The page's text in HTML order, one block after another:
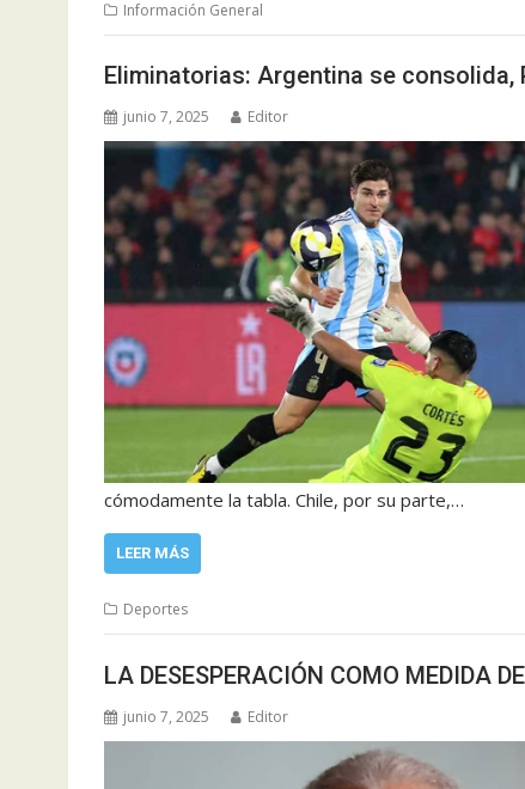
Información General
Eliminatorias: Argentina se
junio 7, 2025 Editor
cómodamente la tabla. Chile, por su parte,…
LEER MÁS
Deportes
LA DESESPERACIÓN COMO MEDIDA
junio 7, 2025 Editor